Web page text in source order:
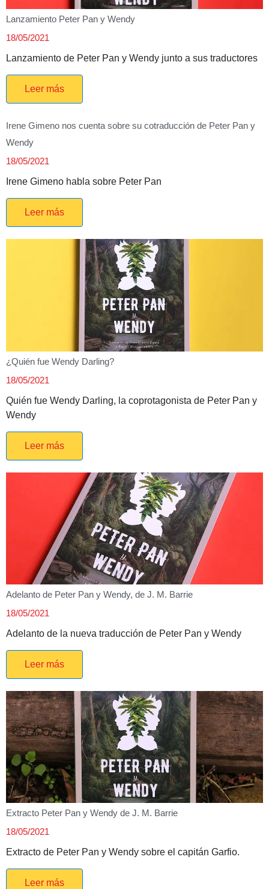
Lanzamiento Peter Pan y Wendy
18/05/2021
Lanzamiento de Peter Pan y Wendy junto a sus traductores
Leer más
Irene Gimeno nos cuenta sobre su cotraducción de Peter Pan y
Wendy
18/05/2021
Irene Gimeno habla sobre Peter Pan
Leer más
¿Quién fue Wendy Darling?
18/05/2021
Quién fue Wendy Darling, la coprotagonista de Peter Pan y
Wendy
Leer más
Adelanto de Peter Pan y Wendy, de J. M. Barrie
18/05/2021
Adelanto de la nueva traducción de Peter Pan y Wendy
Leer más
Extracto Peter Pan y Wendy de J. M. Barrie
18/05/2021
Extracto de Peter Pan y Wendy sobre el capitán Garfio.
Leer más